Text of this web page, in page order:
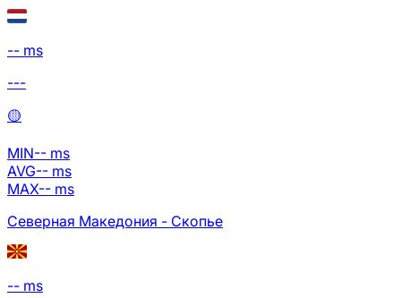
-- ms
---
🟡
MIN-- ms
AVG-- ms
MAX-- ms
Северная Македония - Скопье
-- ms